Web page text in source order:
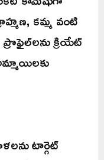
కమ్మ వంటి
క్రియేట్
టార్గెట్